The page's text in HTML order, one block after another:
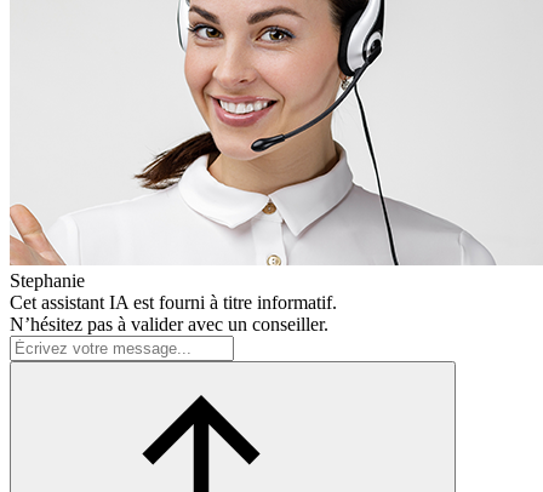
Stephanie
Cet assistant IA est fourni à titre informatif.
N’hésitez pas à valider avec un conseiller.